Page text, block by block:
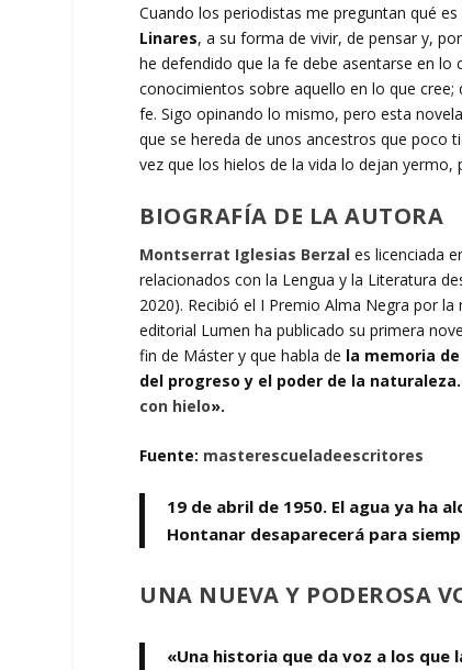
Cuando los periodistas me preguntan qué es
Linares, a su forma de vivir, de pensar y,
he defendido que la fe debe asentarse en
conocimientos sobre aquello en lo que
fe. Sigo opinando lo mismo, pero esta
que se hereda de unos ancestros que poco
vez que los hielos de la vida lo dejan
BIOGRAFÍA DE LA AUTORA
Montserrat Iglesias Berzal es licenciada
relacionados con la Lengua y la Literatura
2020). Recibió el I Premio Alma Negra por la
editorial Lumen ha publicado su primera
fin de Máster y que habla de la memoria
del progreso y el poder de la naturaleza.
con hielo».
Fuente: masterescueladeescritores
19 de abril de 1950. El agua ya ha
Hontanar desaparecerá para
UNA NUEVA Y PODEROSA
«Una historia que da voz a los